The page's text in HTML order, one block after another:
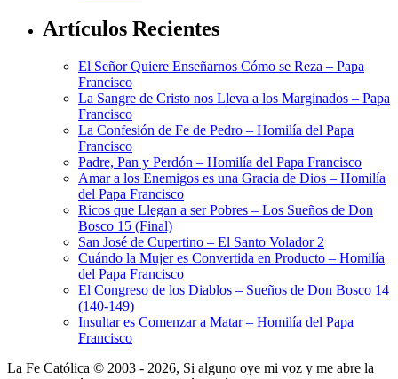
Artículos Recientes
El Señor Quiere Enseñarnos Cómo se Reza – Papa
Francisco
La Sangre de Cristo nos Lleva a los Marginados – Papa
Francisco
La Confesión de Fe de Pedro – Homilía del Papa
Francisco
Padre, Pan y Perdón – Homilía del Papa Francisco
Amar a los Enemigos es una Gracia de Dios – Homilía
del Papa Francisco
Ricos que Llegan a ser Pobres – Los Sueños de Don
Bosco 15 (Final)
San José de Cupertino – El Santo Volador 2
Cuándo la Mujer es Convertida en Producto – Homilía
del Papa Francisco
El Congreso de los Diablos – Sueños de Don Bosco 14
(140-149)
Insultar es Comenzar a Matar – Homilía del Papa
Francisco
La Fe Católica © 2003 - 2026, Si alguno oye mi voz y me abre la